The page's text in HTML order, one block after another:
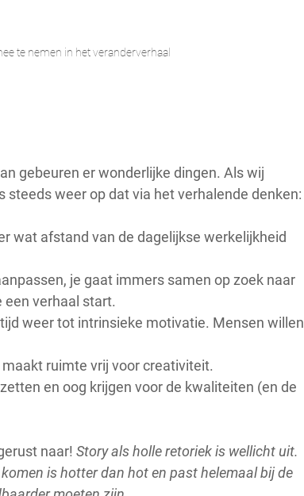
te nemen in het veranderverhaal
gebeuren er wonderlijke dingen. Als wij
weer op dat via het verhalende denken:
wat afstand van de dagelijkse werkelijkheid
je gaat immers samen op zoek naar
een verhaal start.
weer tot intrinsieke motivatie. Mensen willen
ruimte vrij voor creativiteit.
en oog krijgen voor de kwaliteiten (en de
naar! Story als holle retoriek is wellicht uit.
is hotter dan hot en past helemaal bij de